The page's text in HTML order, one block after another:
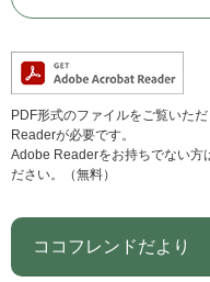
PDF形式のファイルをご覧いた
Readerが必要です。
Adobe Readerをお持ちでない方
ださい。（無料）
ココフレンドだより